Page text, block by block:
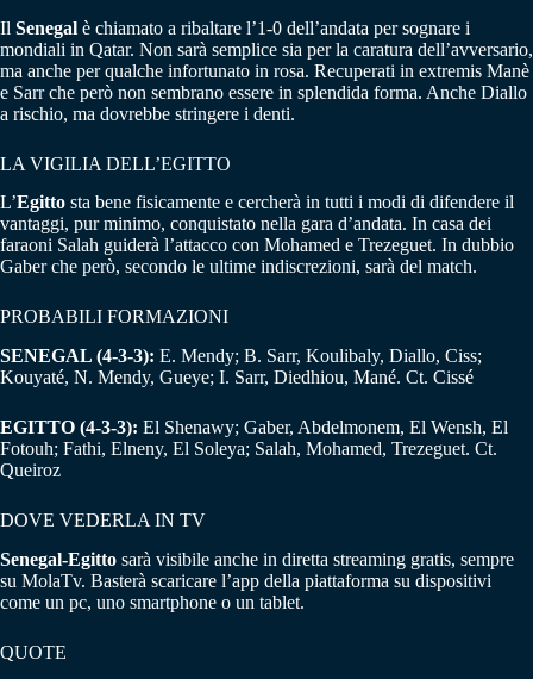
Il Senegal è chiamato a ribaltare l’1-0 dell’andata per sognare i
mondiali in Qatar. Non sarà semplice sia per la caratura dell’avversario,
ma anche per qualche infortunato in rosa. Recuperati in extremis Manè
e Sarr che però non sembrano essere in splendida forma. Anche Diallo
a rischio, ma dovrebbe stringere i denti.
LA VIGILIA DELL’EGITTO
L’Egitto sta bene fisicamente e cercherà in tutti i modi di difendere il
vantaggi, pur minimo, conquistato nella gara d’andata. In casa dei
faraoni Salah guiderà l’attacco con Mohamed e Trezeguet. In dubbio
Gaber che però, secondo le ultime indiscrezioni, sarà del match.
PROBABILI FORMAZIONI
SENEGAL (4-3-3): E. Mendy; B. Sarr, Koulibaly, Diallo, Ciss;
Kouyaté, N. Mendy, Gueye; I. Sarr, Diedhiou, Mané. Ct. Cissé
EGITTO (4-3-3): El Shenawy; Gaber, Abdelmonem, El Wensh, El
Fotouh; Fathi, Elneny, El Soleya; Salah, Mohamed, Trezeguet. Ct.
Queiroz
DOVE VEDERLA IN TV
Senegal-Egitto sarà visibile anche in diretta streaming gratis, sempre
su MolaTv. Basterà scaricare l’app della piattaforma su dispositivi
come un pc, uno smartphone o un tablet.
QUOTE